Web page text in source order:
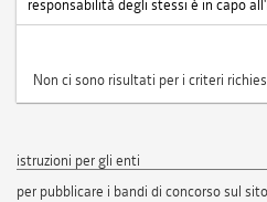
responsabilità degli stessi è in capo
Non ci sono risultati per i criteri
istruzioni per gli enti
per pubblicare i bandi di concorso sul